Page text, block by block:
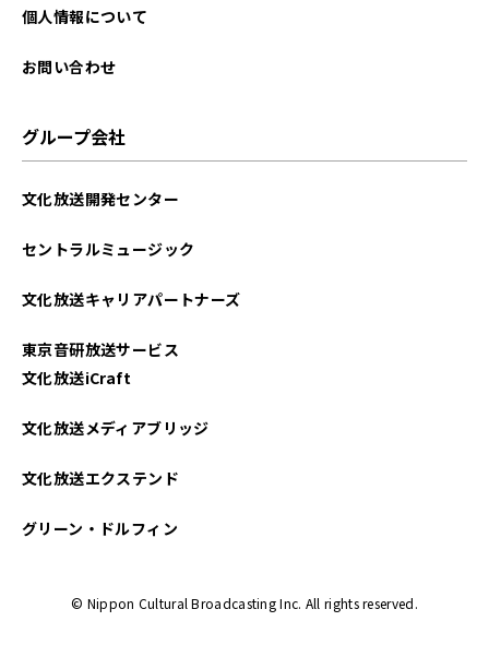
個人情報について
お問い合わせ
グループ会社
文化放送開発センター
セントラルミュージック
文化放送キャリアパートナーズ
東京音研放送サービス
文化放送iCraft
文化放送メディアブリッジ
文化放送エクステンド
グリーン・ドルフィン
© Nippon Cultural Broadcasting Inc. All rights reserved.